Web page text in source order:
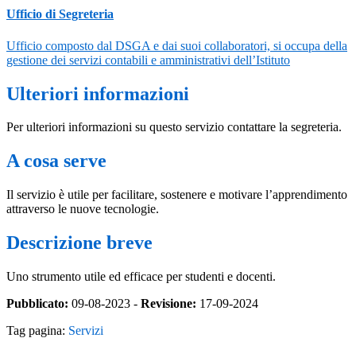
Ufficio di Segreteria
Ufficio composto dal DSGA e dai suoi collaboratori, si occupa della
gestione dei servizi contabili e amministrativi dell’Istituto
Ulteriori informazioni
Per ulteriori informazioni su questo servizio contattare la segreteria.
A cosa serve
Il servizio è utile per facilitare, sostenere e motivare l’apprendimento
attraverso le nuove tecnologie.
Descrizione breve
Uno strumento utile ed efficace per studenti e docenti.
Pubblicato: 09-08-2023 - Revisione: 17-09-2024
Tag pagina: Servizi